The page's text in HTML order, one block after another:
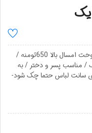
چون کار سال قبل این قیمت این کیفیت و دوخت امسال بالا 650تومنه /
/ مناسب پسر و دختر / به
سانت لباس حتما چک شود-